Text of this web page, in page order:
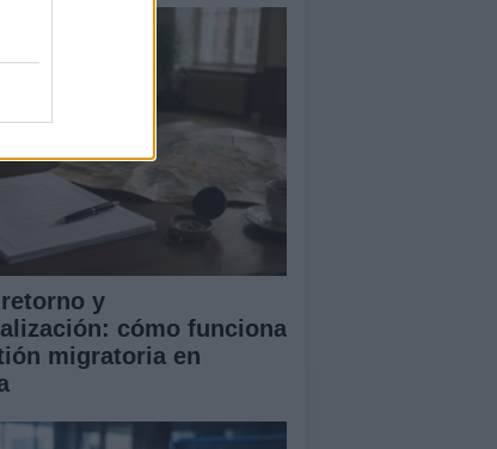
y
cómo funciona
migratoria en